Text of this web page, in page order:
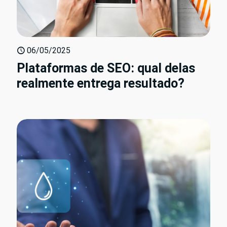
06/05/2025
Plataformas de SEO: qual delas
realmente entrega resultado?